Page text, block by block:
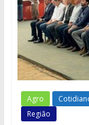
Agro
Região